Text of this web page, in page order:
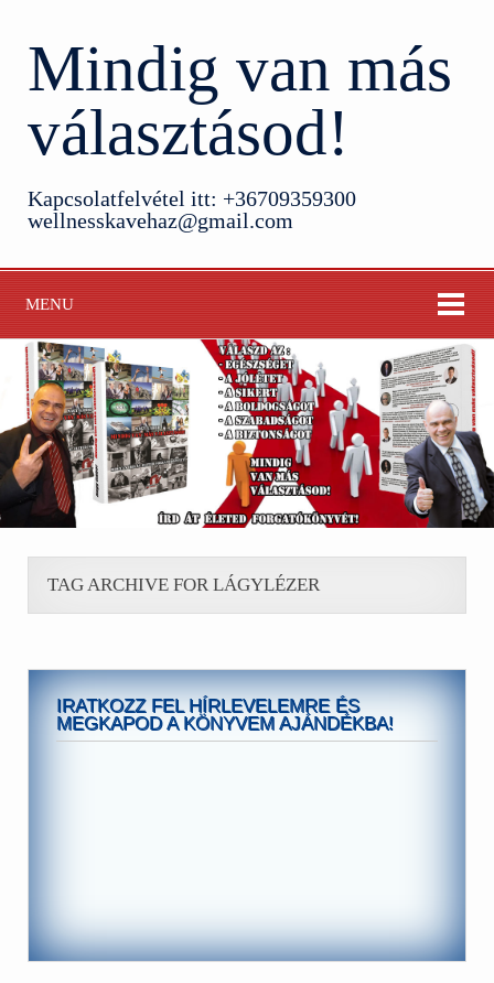
Mindig van más
választásod!
Kapcsolatfelvétel itt: +36709359300
wellnesskavehaz@gmail.com
MENU
TAG ARCHIVE FOR LÁGYLÉZER
IRATKOZZ FEL HÍRLEVELEMRE ÉS
MEGKAPOD A KÖNYVEM AJÁNDÉKBA!